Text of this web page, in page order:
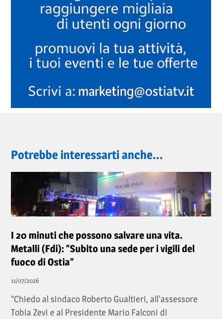
Potrebbe interessarti anche...
I 20 minuti che possono salvare una vita.
Metalli (Fdi): “Subito una sede per i vigili del
fuoco di Ostia”
11/07/2026
“Chiedo al sindaco Roberto Gualtieri, all'assessore
Tobia Zevi e al Presidente Mario Falconi di